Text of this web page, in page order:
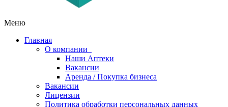
Меню
Главная
О компании
Наши Аптеки
Вакансии
Аренда / Покупка бизнеса
Вакансии
Лицензии
Политика обработки персональных данных